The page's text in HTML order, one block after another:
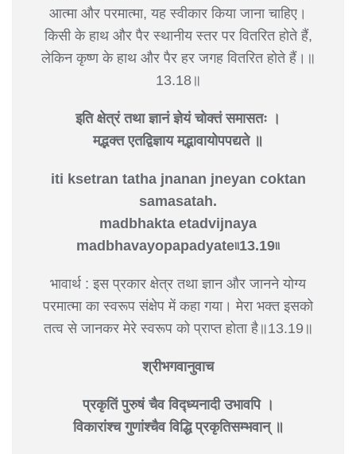
आत्मा और परमात्मा, यह स्वीकार किया जाना चाहिए।
किसी के हाथ और पैर स्थानीय स्तर पर वितरित होते हैं,
लेकिन कृष्ण के हाथ और पैर हर जगह वितरित होते हैं।॥
13.18॥
इति क्षेत्रं तथा ज्ञानं ज्ञेयं चोक्तं समासतः ।
मद्भक्त एतद्विज्ञाय मद्भावायोपपद्यते ॥
iti ksetran tatha jnanan jneyan coktan
samasatah.
madbhakta etadvijnaya
madbhavayopapadyate৷৷13.19৷৷
भावार्थ : इस प्रकार क्षेत्र तथा ज्ञान और जानने योग्य
परमात्मा का स्वरूप संक्षेप में कहा गया। मेरा भक्त इसको
तत्व से जानकर मेरे स्वरूप को प्राप्त होता है॥13.19॥
श्रीभगवानुवाच
प्रकृतिं पुरुषं चैव विद्ध्यनादी उभावपि ।
विकारांश्च गुणांश्चैव विद्धि प्रकृतिसम्भवान् ॥